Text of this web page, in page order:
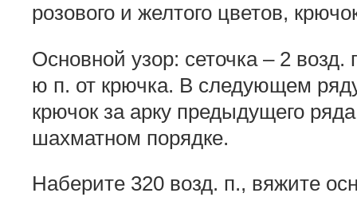
розового и желтого цветов,
Основной узор: сеточка – 2 возд.
ю п. от крючка. В следующем
крючок за арку предыдущего
шахматном порядке.
Наберите 320 возд. п., вяжите